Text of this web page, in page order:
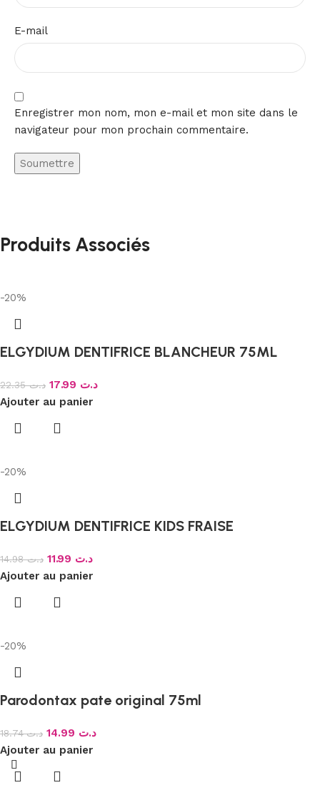
E-mail
Enregistrer mon nom, mon e-mail et mon site dans le
navigateur pour mon prochain commentaire.
Produits Associés
-20%
ELGYDIUM DENTIFRICE BLANCHEUR 75ML
د.ت22.35 د.ت
Ajouter au panier
-20%
ELGYDIUM DENTIFRICE KIDS FRAISE
د.ت14.98 د.ت
Ajouter au panier
-20%
Parodontax pate original 75ml
د.ت18.74 د.ت
Ajouter au panier